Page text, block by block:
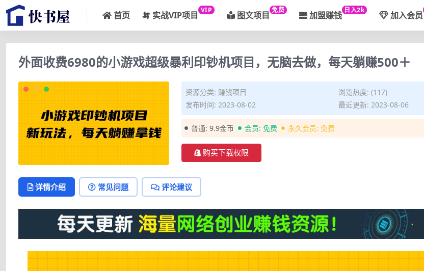
首页 实战VIP项目 VIP 图文项目 免费 加盟赚钱 日入2k 加入会员
外面收费6980的小游戏超级暴利印钞机项目，无脑去做，每天躺赚500＋
资源分类: 赚钱项目
浏览热度: (117)
发布时间: 2023-08-02
最近更新: 2023-08-06
普通: 9.9金币 会员: 免费 永久会员: 免费
购买下载权限
详情介绍 常见问题 评论建议